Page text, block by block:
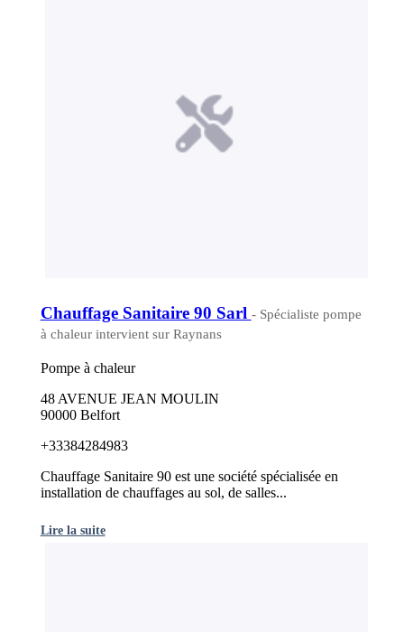
Chauffage Sanitaire 90 Sarl - Spécialiste pompe
à chaleur intervient sur Raynans
Pompe à chaleur
48 AVENUE JEAN MOULIN
90000 Belfort
+33384284983
Chauffage Sanitaire 90 est une société spécialisée en
installation de chauffages au sol, de salles...
Lire la suite